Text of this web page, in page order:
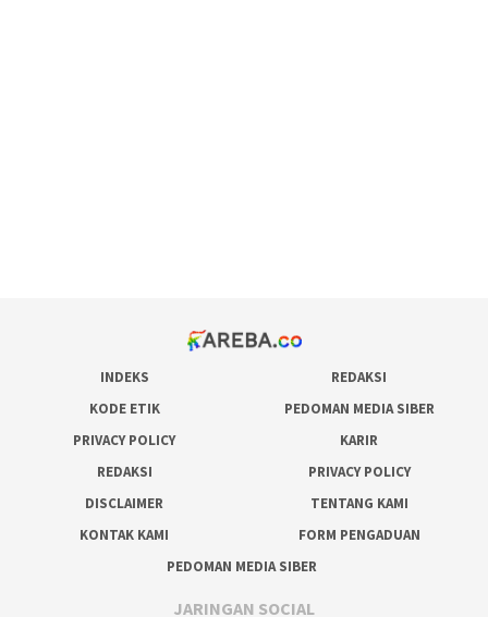
INDEKS
REDAKSI
KODE ETIK
PEDOMAN MEDIA SIBER
PRIVACY POLICY
KARIR
REDAKSI
PRIVACY POLICY
DISCLAIMER
TENTANG KAMI
KONTAK KAMI
FORM PENGADUAN
PEDOMAN MEDIA SIBER
JARINGAN SOCIAL